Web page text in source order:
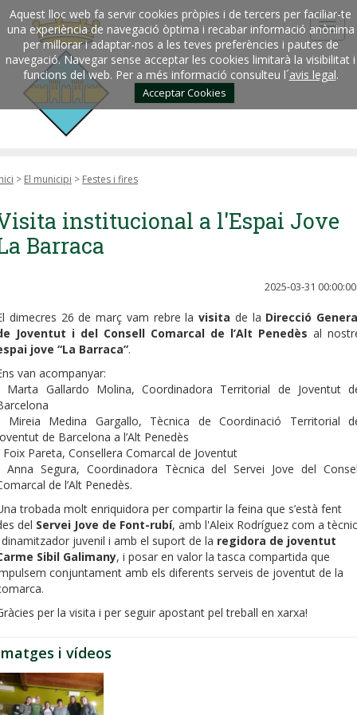
Aquest lloc web fa servir cookies pròpies i de tercers per faciliar-te
una experiència de navegació òptima i recabar informació anònima
per millorar i adaptar-nos a les teves preferències i pautes de
navegació. Navegar sense acceptar les cookies limitarà la visibilitat i
funcions del web. Per a més informació consulteu l´avis legal.
Acceptar Cookies
> El municipi > Festes i fires
institucional a l'Espai Jove
Barraca
2025-03-31 00:00:00
dimecres 26 de març vam rebre la visita de la Direcció
Joventut i del Consell Comarcal de l’Alt Penedès al
jove “La Barraca”.
van acompanyar:
Marta Gallardo Molina, Coordinadora Territorial de Joventut
Mireia Medina Gargallo, Tècnica de Coordinació Territorial
de Barcelona a l’Alt Penedès
Foix Pareta, Consellera Comarcal de Joventut
Anna Segura, Coordinadora Tècnica del Servei Jove del
de l’Alt Penedès.
trobada molt enriquidora per compartir la feina que s’està fent
del Servei Jove de Font-rubí, amb l'Aleix Rodríguez com a tècnic
juvenil i amb el suport de la regidora de joventut
Sibil Galimany, i posar en valor la tasca compartida que
conjuntament amb els diferents serveis de joventut de la
per la visita i per seguir apostant pel treball en xarxa!
i vídeos